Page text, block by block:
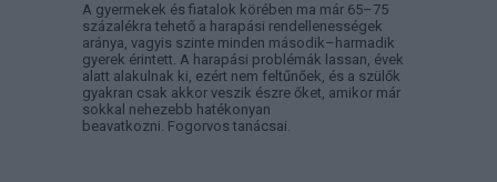
A gyermekek és fiatalok körében ma már 65–75
százalékra tehető a harapási rendellenességek
aránya, vagyis szinte minden második–harmadik
gyerek érintett. A harapási problémák lassan, évek
alatt alakulnak ki, ezért nem feltűnőek, és a szülők
gyakran csak akkor veszik észre őket, amikor már
sokkal nehezebb hatékonyan
beavatkozni. Fogorvos tanácsai.